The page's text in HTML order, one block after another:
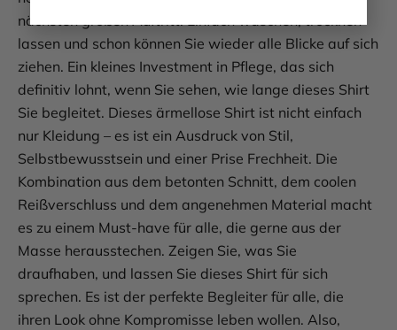
nächsten großen Auftritt. Einfach waschen, trocknen
lassen und schon können Sie wieder alle Blicke auf sich
ziehen. Ein kleines Investment in Pflege, das sich
definitiv lohnt, wenn Sie sehen, wie lange dieses Shirt
Sie begleitet. Dieses ärmellose Shirt ist nicht einfach
nur Kleidung – es ist ein Ausdruck von Stil,
Selbstbewusstsein und einer Prise Frechheit. Die
Kombination aus dem betonten Schnitt, dem coolen
Reißverschluss und dem angenehmen Material macht
es zu einem Must-have für alle, die gerne aus der
Masse herausstechen. Zeigen Sie, was Sie
draufhaben, und lassen Sie dieses Shirt für sich
sprechen. Es ist der perfekte Begleiter für alle, die
ihren Look ohne Kompromisse leben wollen. Also,